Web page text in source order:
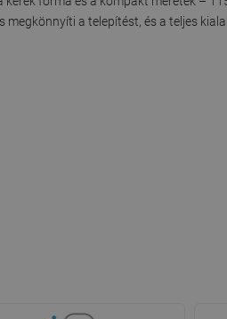
a telepítést, és a teljes